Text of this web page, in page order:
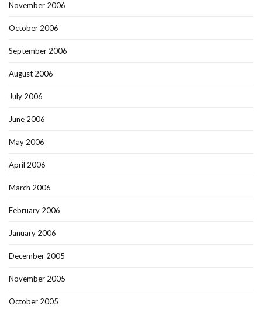
November 2006
October 2006
September 2006
August 2006
July 2006
June 2006
May 2006
April 2006
March 2006
February 2006
January 2006
December 2005
November 2005
October 2005